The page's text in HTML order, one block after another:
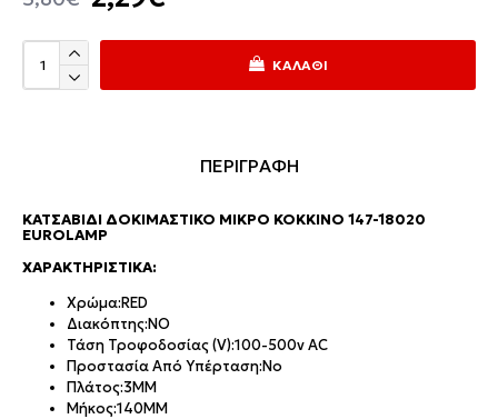
ΚΑΛΆΘΙ
ΠΕΡΙΓΡΑΦΗ
ΚΑΤΣΑΒΊΔΙ ΔΟΚΙΜΑΣΤΙΚΌ ΜΙΚΡΌ ΚΌΚΚΙΝΟ 147-18020
EUROLAMP
ΧΑΡΑΚΤΗΡΙΣΤΙΚΆ:
Χρώμα:RED
Διακόπτης:NO
Τάση Τροφοδοσίας (V):100-500v AC
Προστασία Από Υπέρταση:No
Πλάτος:3MM
Μήκος:140MM